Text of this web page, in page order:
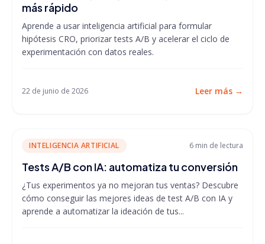
más rápido
Aprende a usar inteligencia artificial para formular
hipótesis CRO, priorizar tests A/B y acelerar el ciclo de
experimentación con datos reales.
22 de junio de 2026 Leer más →
INTELIGENCIA ARTIFICIAL 6 min de lectura
Tests A/B con IA: automatiza tu conversión
¿Tus experimentos ya no mejoran tus ventas? Descubre
cómo conseguir las mejores ideas de test A/B con IA y
aprende a automatizar la ideación de tus...